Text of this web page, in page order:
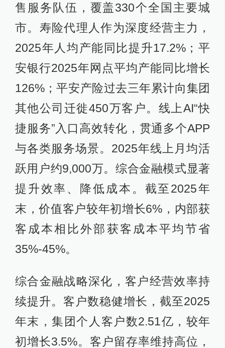
售服务队伍，覆盖330个全国主要城
市。寿险代理人作为深度经营主力，
2025年人均产能同比提升17.2%；平
安银行2025年网点平均产能同比增长
126%；平安产险过去三年累计向集团
其他公司迁徙450万客户。线上AI“快
捷服务”入口高效转化，贯通多个APP
与各类服务场景。2025年线上月均活
跃用户约9,000万。综合金融模式显著
提升效率、降低成本。截至2025年
末，价值客户较年初增长6%，内部获
客成本相比外部获客成本平均节省
35%-45%。
综合金融战略深化，客户经营效率持
续提升。客户数稳健增长，截至2025
年末，集团个人客户数2.51亿，较年
初增长3.5%。客户留存率维持高位，